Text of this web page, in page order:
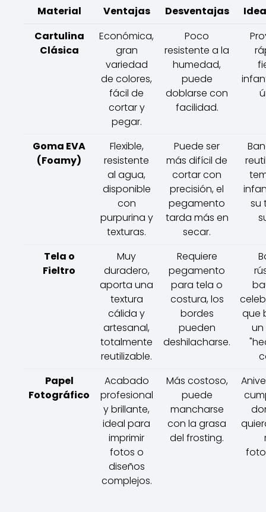
Material Ventajas Desventajas
Cartulina
Clásica
Económica,
gran
variedad
de colores,
fácil de
cortar y
pegar.
Poco
resistente a la
humedad,
puede
doblarse con
facilidad.
Goma EVA
(Foamy)
Flexible,
resistente
al agua,
disponible
con
purpurina y
texturas.
Puede ser
más difícil de
cortar con
precisión, el
pegamento
tarda más en
secar.
su
Tela o
Fieltro
Muy
duradero,
aporta una
textura
cálida y
artesanal,
totalmente
reutilizable.
Requiere
pegamento
para tela o
costura, los
bordes
pueden
deshilacharse.
que
Papel
Fotográfico
Acabado
profesional
y brillante,
ideal para
imprimir
fotos o
diseños
complejos.
Más costoso,
puede
mancharse
con la grasa
del frosting.